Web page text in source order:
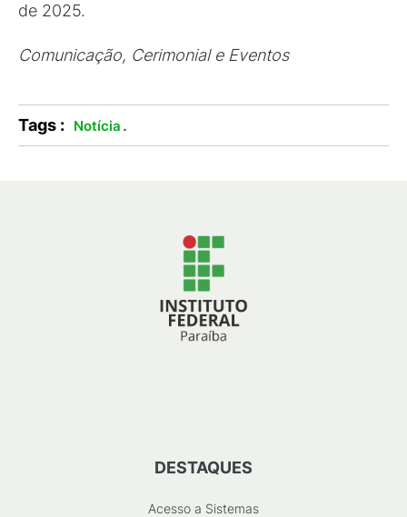
de 2025.
Comunicação, Cerimonial e Eventos
Tags : Notícia .
DESTAQUES
Acesso a Sistemas